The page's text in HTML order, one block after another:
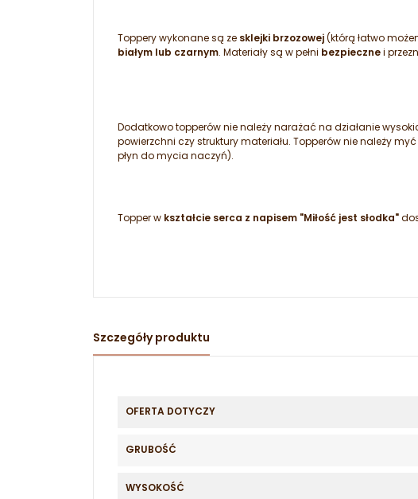
Toppery wykonane są ze sklejki brzozowej(którą łatwo
białym lub czarnym. Materiały są w pełni bezpiecznei
Dodatkowo topperów nie należy narażać na działanie
powierzchni czy struktury materiału. Topperów nie należy
płyn do mycia naczyń).
Topper w kształcie serca z napisem "Miłość jest słodka"
Szczegóły produktu
OFERTA DOTYCZY
GRUBOŚĆ
WYSOKOŚĆ